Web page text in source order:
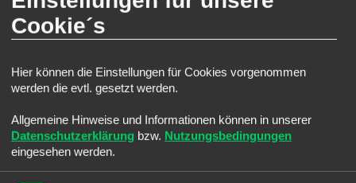
Stadt, Land, Fluss
Straßenverkehr
Stadtgestaltung
Alles was in die Stadt gehört
Themen:1
Industrie|Gewerbe
Alles was zur Eisenbahn und Industrie|Gewerbe gehört
Cookie´s
Hier können die Einstellungen für Cookies vorgenommen
werden die evtl. gesetzt werden.
Allgemeine Hinweise und Informationen können in unserer
Datenschutzerklärung bzw. Nutzungsbedingungen
eingesehen werden.